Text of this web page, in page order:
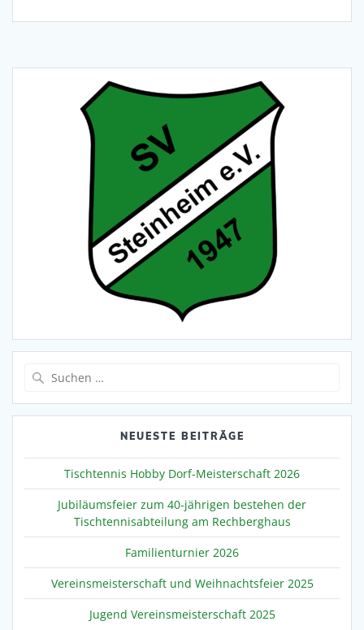
NEUESTE BEITRÄGE
Tischtennis Hobby Dorf-Meisterschaft 2026
Jubiläumsfeier zum 40-jährigen bestehen der
Tischtennisabteilung am Rechberghaus
Familienturnier 2026
Vereinsmeisterschaft und Weihnachtsfeier 2025
Jugend Vereinsmeisterschaft 2025